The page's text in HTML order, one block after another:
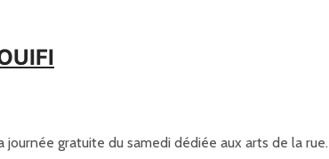
gratuite du samedi dédiée aux arts de la rue.